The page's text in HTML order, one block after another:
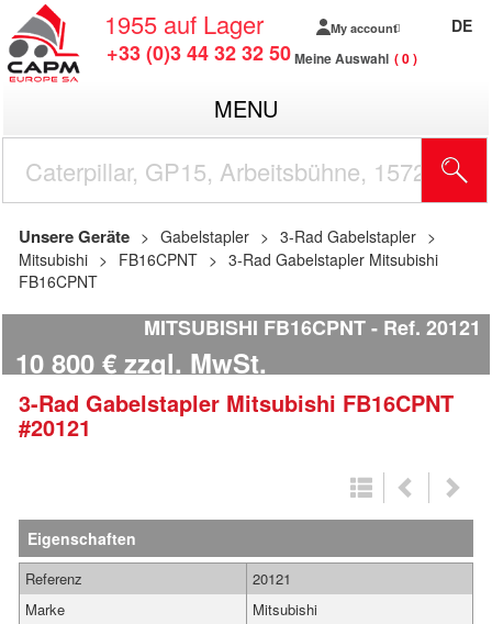
1955 auf Lager
+33 (0)3 44 32 32 50
My account
Meine Auswahl 0
DE
MENU
Unsere Geräte Gabelstapler
3-Rad Gabelstapler
Mitsubishi
FB16CPNT
3-Rad Gabelstapler Mitsubishi
FB16CPNT
MITSUBISHI FB16CPNT Ref. 20121
10 800 € zzgl. MwSt.
3-Rad Gabelstapler Mitsubishi FB16CPNT
#20121
Eigenschaften
Referenz
20121
Marke
Mitsubishi